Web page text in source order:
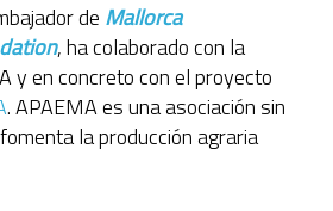
de Mallorca
, ha colaborado con la
y en concreto con el proyecto
.APAEMA es una asociación sin
la producción agraria